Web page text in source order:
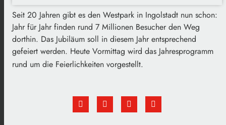
Seit 20 Jahren gibt es den Westpark in Ingolstadt nun schon:
Jahr für Jahr finden rund 7 Millionen Besucher den Weg
dorthin. Das Jubiläum soll in diesem Jahr entsprechend
gefeiert werden. Heute Vormittag wird das Jahresprogramm
rund um die Feierlichkeiten vorgestellt.